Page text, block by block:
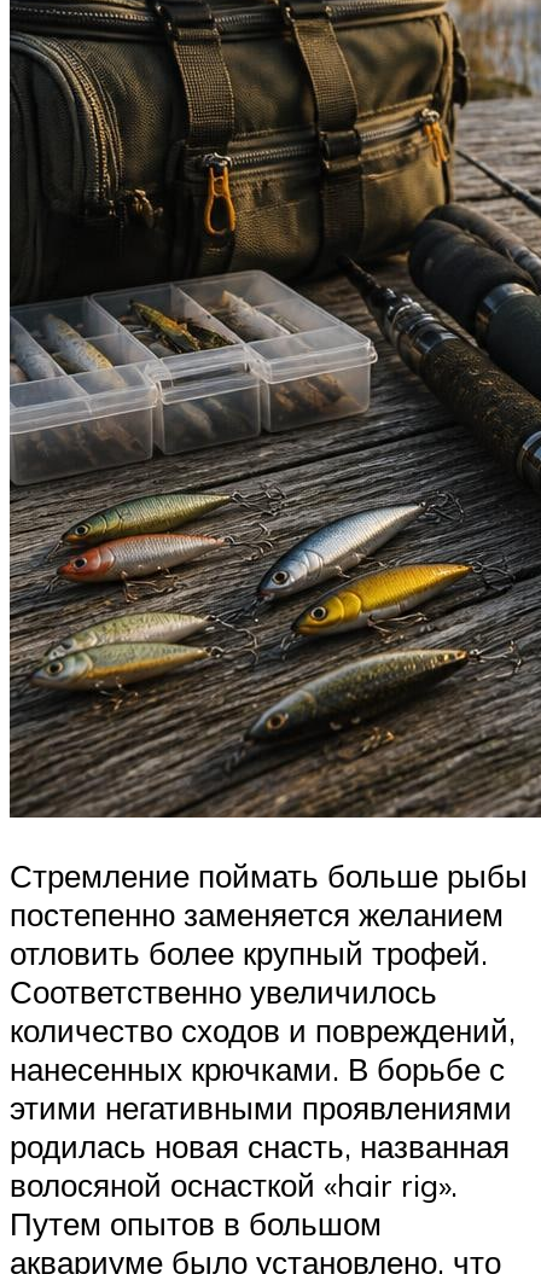
Стремление поймать больше рыбы
постепенно заменяется желанием
отловить более крупный трофей.
Соответственно увеличилось
количество сходов и повреждений,
нанесенных крючками. В борьбе с
этими негативными проявлениями
родилась новая снасть, названная
волосяной оснасткой «hair rig».
Путем опытов в большом
аквариуме было установлено, что